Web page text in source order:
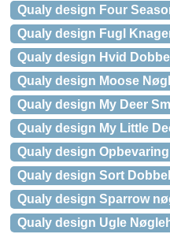
Qualy design Four
Qualy design Fugl
Qualy design Hvid
Qualy design Moose
Qualy design My Deer
Qualy design My Little
Qualy design
Qualy design Sort
Qualy design Sparrow
Qualy design Ugle